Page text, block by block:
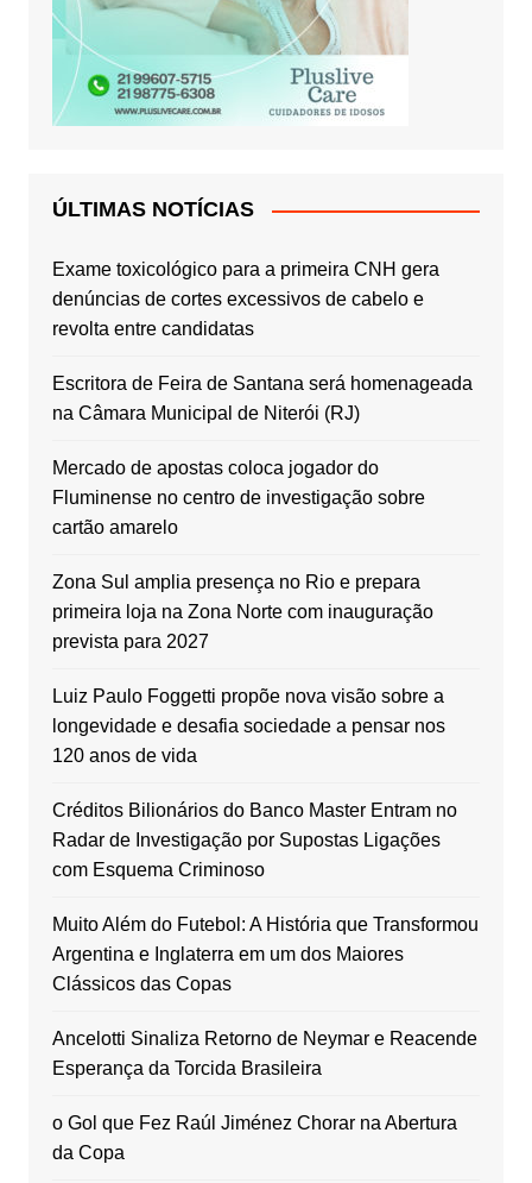
ÚLTIMAS NOTÍCIAS
Exame toxicológico para a primeira CNH gera
denúncias de cortes excessivos de cabelo e
revolta entre candidatas
Escritora de Feira de Santana será homenageada
na Câmara Municipal de Niterói (RJ)
Mercado de apostas coloca jogador do
Fluminense no centro de investigação sobre
cartão amarelo
Zona Sul amplia presença no Rio e prepara
primeira loja na Zona Norte com inauguração
prevista para 2027
Luiz Paulo Foggetti propõe nova visão sobre a
longevidade e desafia sociedade a pensar nos
120 anos de vida
Créditos Bilionários do Banco Master Entram no
Radar de Investigação por Supostas Ligações
com Esquema Criminoso
Muito Além do Futebol: A História que Transformou
Argentina e Inglaterra em um dos Maiores
Clássicos das Copas
Ancelotti Sinaliza Retorno de Neymar e Reacende
Esperança da Torcida Brasileira
o Gol que Fez Raúl Jiménez Chorar na Abertura
da Copa